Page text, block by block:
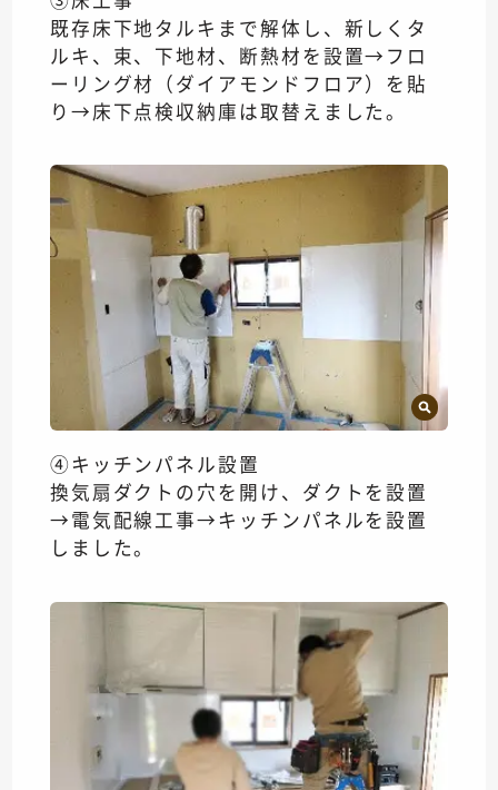
既存床下地タルキまで解体し、新しくタ
ルキ、束、下地材、断熱材を設置→フロ
ーリング材（ダイアモンドフロア）を貼
り→床下点検収納庫は取替えました。
④キッチンパネル設置
換気扇ダクトの穴を開け、ダクトを設置
→電気配線工事→キッチンパネルを設置
しました。